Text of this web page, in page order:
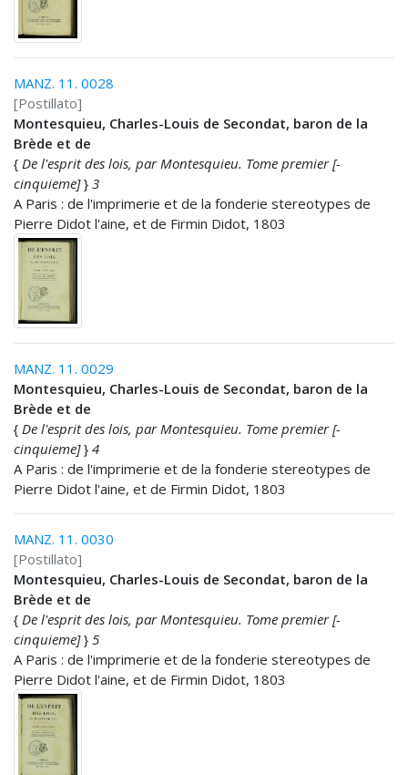
MANZ. 11. 0028
[Postillato]
Montesquieu, Charles-Louis de Secondat, baron de la
Brède et de
{ De l'esprit des lois, par Montesquieu. Tome premier [-
cinquieme]} 3
A Paris : de l'imprimerie et de la fonderie stereotypes de
Pierre Didot l'aine, et de Firmin Didot, 1803
MANZ. 11. 0029
Montesquieu, Charles-Louis de Secondat, baron de la
Brède et de
{ De l'esprit des lois, par Montesquieu. Tome premier [-
cinquieme]} 4
A Paris : de l'imprimerie et de la fonderie stereotypes de
Pierre Didot l'aine, et de Firmin Didot, 1803
MANZ. 11. 0030
[Postillato]
Montesquieu, Charles-Louis de Secondat, baron de la
Brède et de
{ De l'esprit des lois, par Montesquieu. Tome premier [-
cinquieme]} 5
A Paris : de l'imprimerie et de la fonderie stereotypes de
Pierre Didot l'aine, et de Firmin Didot, 1803